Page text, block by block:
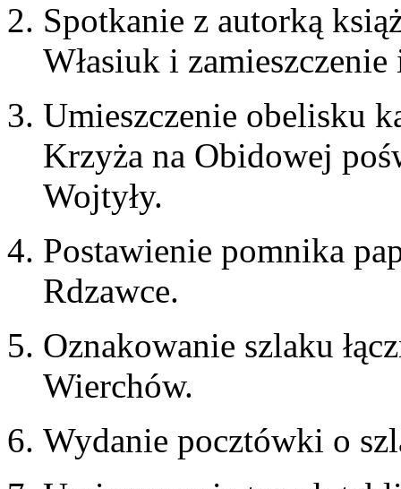
Spotkanie z autorką
Własiuk i
Umieszczenie obelisku
Krzyża na Obidowej
Wojtyły.
Postawienie pomnika
Rdzawce.
Oznakowanie szlaku
Wierchów.
Wydanie pocztówki o